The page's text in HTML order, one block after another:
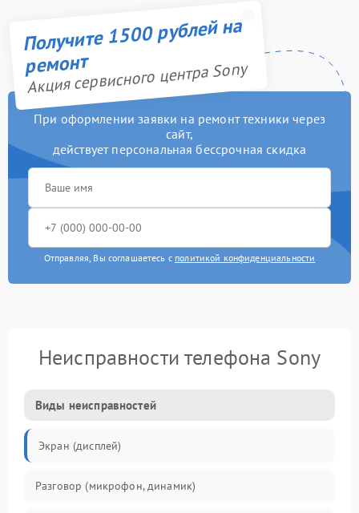
Получите 1500 рублей на
ремонт
Акция сервисного центра Sony
При оформлении заявки на ремонт техники через
сайт,
действует персональная бессрочная скидка
Отправляя, Вы соглашаетесь с политикой конфиденциальности
Неисправности телефона Sony
Виды неисправностей
Экран (дисплей)
Разговор (микрофон, динамик)